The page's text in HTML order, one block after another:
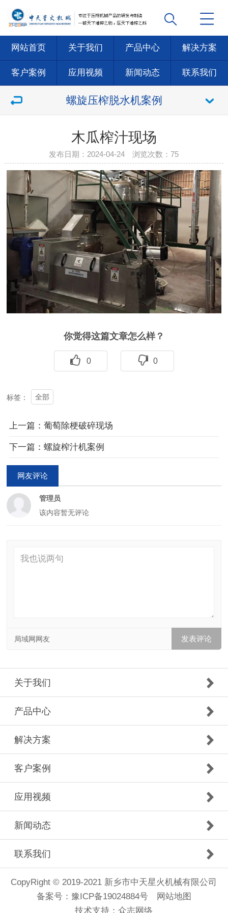
网站首页 关于我们 产品中心 解决方案
客户案例 应用视频 新闻动态 联系我们
螺旋压榨脱水机案例
木瓜榨汁现场
发布日期：2024-04-24 浏览次数：75
你觉得这篇文章怎么样？
0 0
标签： 全部
上一篇：葡萄除梗破碎现场
下一篇：螺旋榨汁机案例
网友评论
管理员
该内容暂无评论
局域网网友
关于我们
产品中心
解决方案
客户案例
应用视频
新闻动态
联系我们
CopyRight © 2019-2021 新乡市中天星火机械有限公司
备案号： 豫ICP备19024884号
网站地图
技术支持：众志网络